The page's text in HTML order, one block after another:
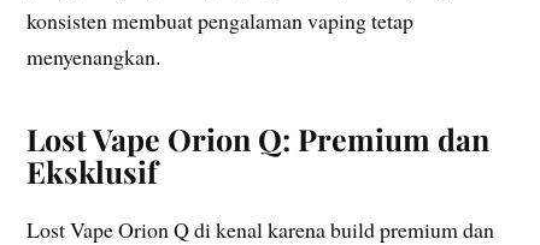
konsisten membuat pengalaman vaping tetap
menyenangkan.
Lost Vape Orion Q: Premium dan
Eksklusif
Lost Vape Orion Q di kenal karena build premium dan